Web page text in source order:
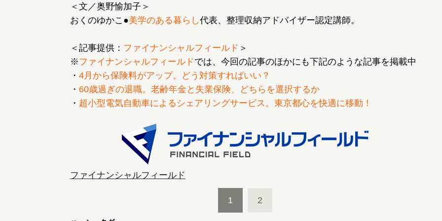
＜文／奥野愉加子＞
おくのゆかこ●美学のある暮らし代表、整理収納アドバイザー認定講師。
＜記事提供： ファイナンシャルフィールド ＞
※ ファイナンシャルフィールドでは、今回の記事のほかにも下記のような記事を掲載中
・ 4月から保険料がアップ。どう対策すればいい？
・ 60歳過ぎの退職。老齢年金と失業保険、どちらを選択するか
・ 超小型電気自動車によるシェアリングサービス。東京都心を快適に移動！
ファイナンシャルフィールド
1 2